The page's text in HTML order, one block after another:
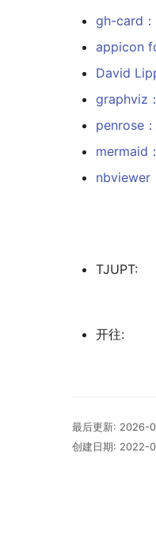
gh-card
appicon
David
graphviz
penrose
mermaid
nbviewer
TJUPT:
开往:
最后更新: 2026-
创建日期: 2022-